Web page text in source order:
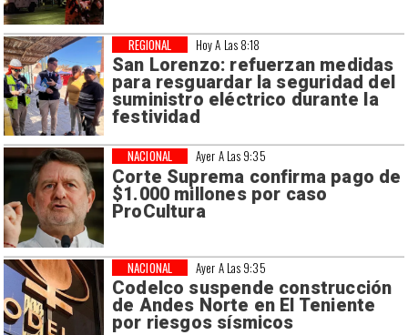
Hoy A Las 8:18
San Lorenzo: refuerzan medidas
para resguardar la seguridad del
suministro eléctrico durante la
festividad
REGIONAL
Ayer A Las 9:35
Corte Suprema confirma pago de
$1.000 millones por caso
ProCultura
NACIONAL
Ayer A Las 9:35
Codelco suspende construcción
de Andes Norte en El Teniente
por riesgos sísmicos
NACIONAL